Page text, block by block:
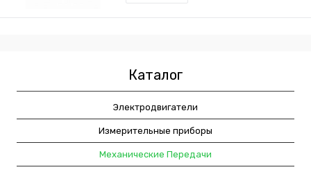
Каталог
Электродвигатели
Измерительные приборы
Механические Передачи